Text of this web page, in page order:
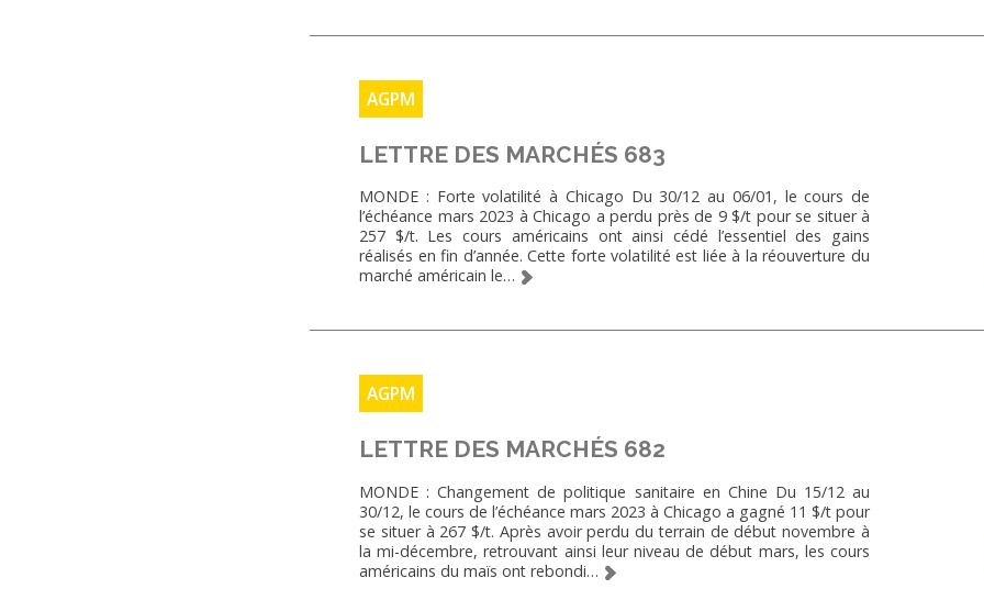
AGPM
LETTRE DES MARCHÉS 683
MONDE : Forte volatilité à Chicago Du 30/12 au 06/01, le cours de
l’échéance mars 2023 à Chicago a perdu près de 9 $/t pour se situer à
257 $/t. Les cours américains ont ainsi cédé l’essentiel des gains
réalisés en fin d’année. Cette forte volatilité est liée à la réouverture du
marché américain le…
AGPM
LETTRE DES MARCHÉS 682
MONDE : Changement de politique sanitaire en Chine Du 15/12 au
30/12, le cours de l’échéance mars 2023 à Chicago a gagné 11 $/t pour
se situer à 267 $/t. Après avoir perdu du terrain de début novembre à
la mi-décembre, retrouvant ainsi leur niveau de début mars, les cours
américains du maïs ont rebondi…